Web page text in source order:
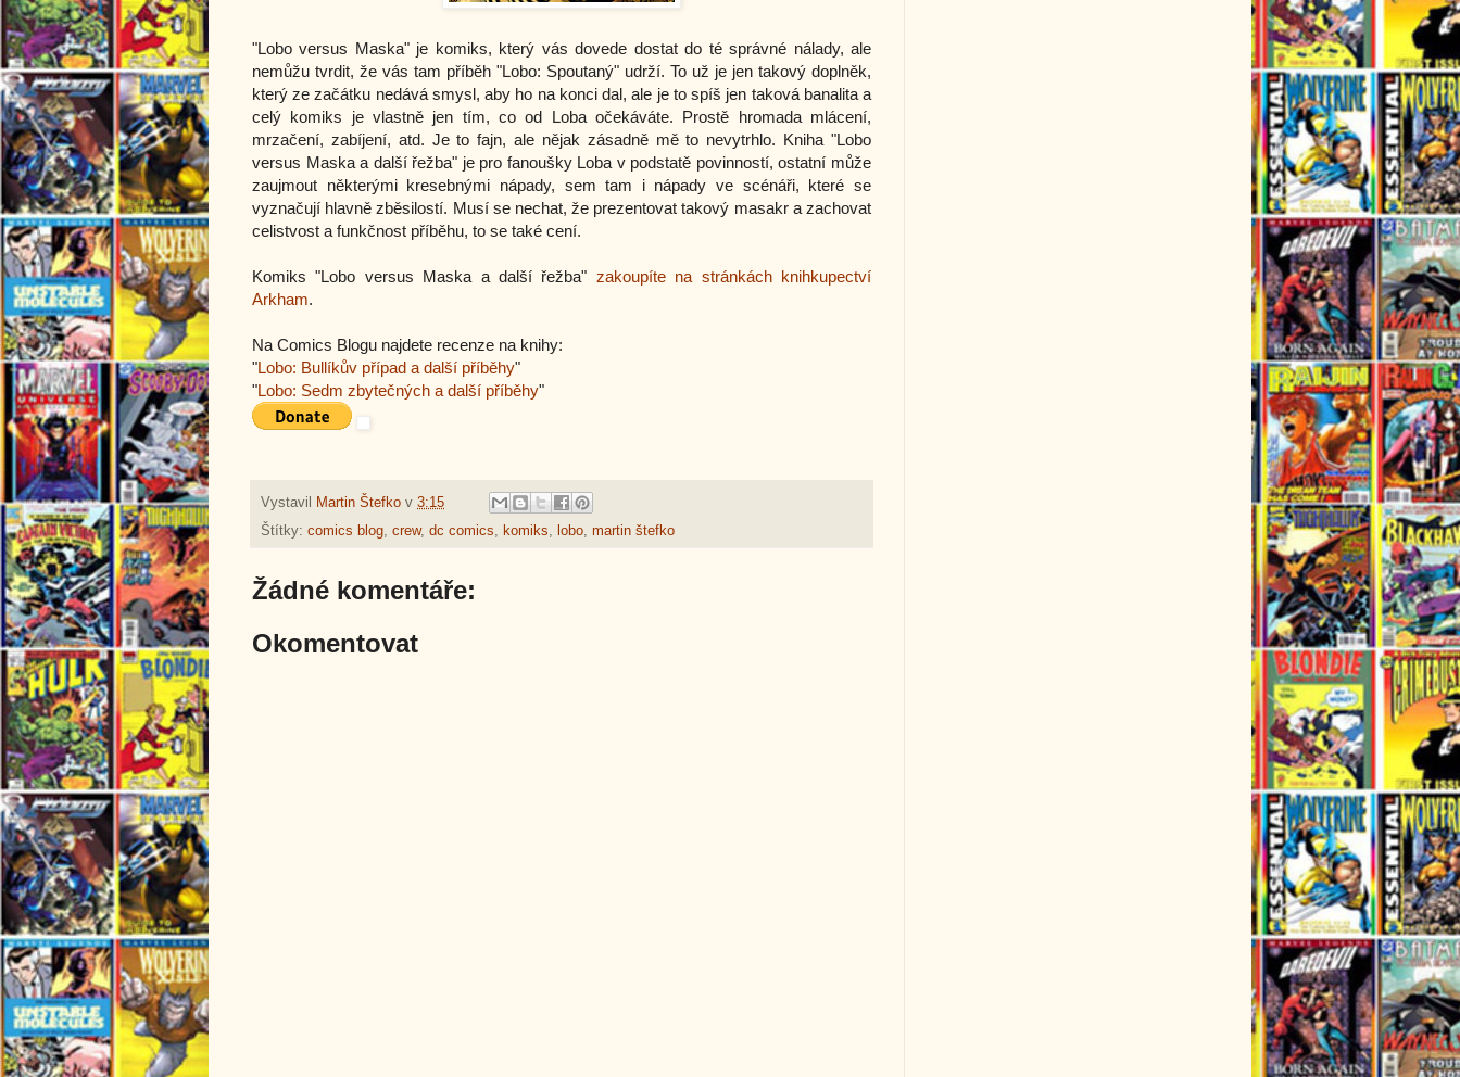
"Lobo versus Maska" je komiks, který vás dovede dostat do té správné nálady, ale
nemůžu tvrdit, že vás tam příběh "Lobo: Spoutaný" udrží. To už je jen takový doplněk,
který ze začátku nedává smysl, aby ho na konci dal, ale je to spíš jen taková banalita a
celý komiks je vlastně jen tím, co od Loba očekáváte. Prostě hromada mlácení,
mrzačení, zabíjení, atd. Je to fajn, ale nějak zásadně mě to nevytrhlo. Kniha "Lobo
versus Maska a další řežba" je pro fanoušky Loba v podstatě povinností, ostatní může
zaujmout některými kresebnými nápady, sem tam i nápady ve scénáři, které se
vyznačují hlavně zběsilostí. Musí se nechat, že prezentovat takový masakr a zachovat
celistvost a funkčnost příběhu, to se také cení.
Komiks "Lobo versus Maska a další řežba" zakoupíte na stránkách knihkupectví
Arkham.
Na Comics Blogu najdete recenze na knihy:
"Lobo: Bullíkův případ a další příběhy"
"Lobo: Sedm zbytečných a další příběhy"
Vystavil Martin Štefko v 3:15
Štítky: comics blog, crew, dc comics, komiks, lobo, martin štefko
Žádné komentáře:
Okomentovat